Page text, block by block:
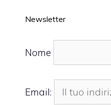
Newsletter
Nome
Email: